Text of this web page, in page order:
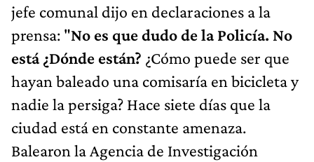
jefe comunal dijo en declaraciones a la
prensa: "No es que dudo de la Policía. No
está ¿Dónde están? ¿Cómo puede ser que
hayan baleado una comisaría en bicicleta y
nadie la persiga? Hace siete días que la
ciudad está en constante amenaza.
Balearon la Agencia de Investigación